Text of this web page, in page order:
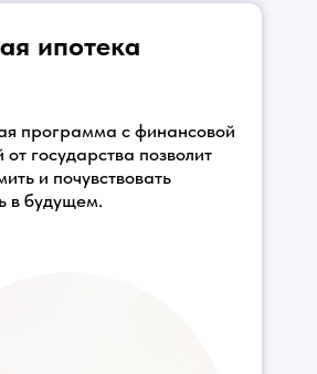
ипотека
программа с финансовой
государства позволит
и почувствовать
в будущем.